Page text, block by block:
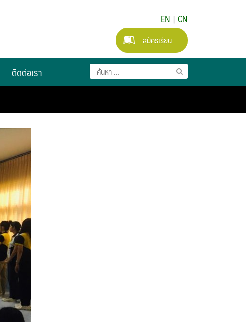
EN | CN
สมัครเรียน
ติดต่อเรา